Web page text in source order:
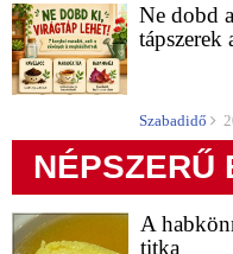
Ne dobd
tápszerek
Szabadidő
NÉPSZERŰ
A
titka